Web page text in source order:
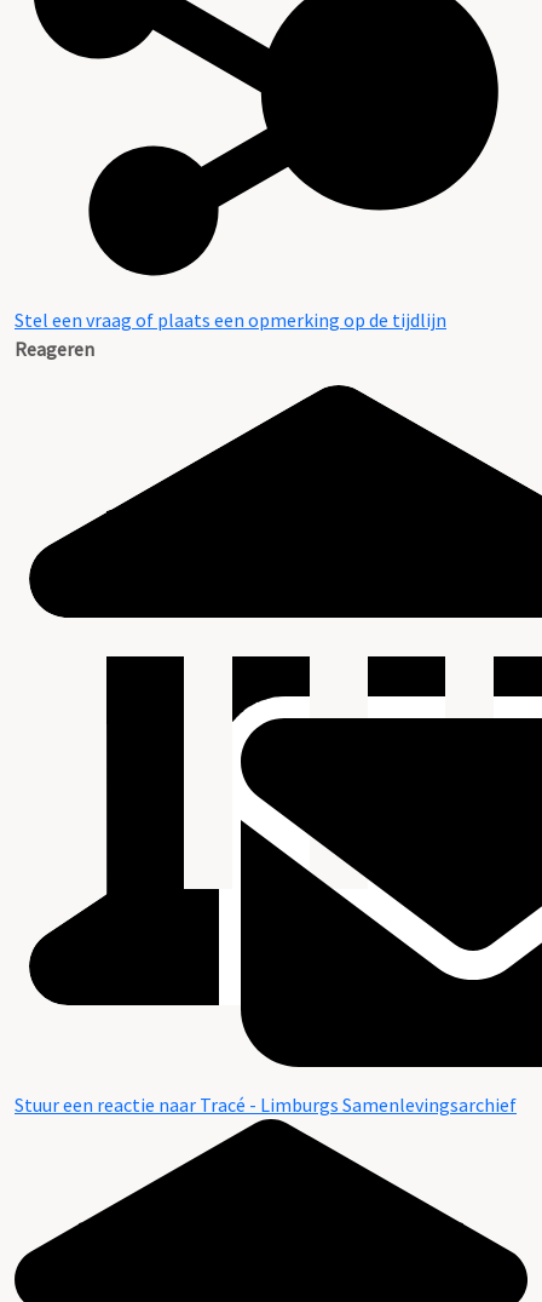
Stel een vraag of plaats een opmerking op de tijdlijn
Reageren
Stuur een reactie naar Tracé - Limburgs Samenlevingsarchief